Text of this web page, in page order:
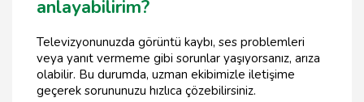
anlayabilirim?
Televizyonunuzda görüntü kaybı, ses problemleri
veya yanıt vermeme gibi sorunlar yaşıyorsanız, arıza
olabilir. Bu durumda, uzman ekibimizle iletişime
geçerek sorununuzu hızlıca çözebilirsiniz.